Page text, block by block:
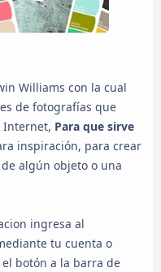
Williams con la cual
de fotografías que
Internet, Para que sirve
inspiración, para crear
algún objeto o una
ingresa al
tu cuenta o
botón a la barra de